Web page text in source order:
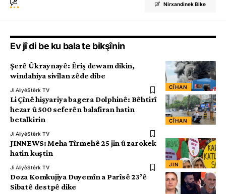
Nirxandinek Bike
Ev jî di be ku bala te bikşînin
CÎHAN
Şerê Ûkraynayê: Êriş dewam dikin,
windahiya sivîlan zêde dibe
Ji AliyêStêrk TV
CÎHAN
Li Çînê hişyariya bagera Dolphinê: Bêhtirî
hezar û 500 seferên balafiran hatin
betalkirin
Ji AliyêStêrk TV
JIN
JINNEWS: Meha Tîrmehê 25 jin û zarokek
hatin kuştin
Ji AliyêStêrk TV
Doza Komkujiya Duyemîn a Parîsê 23’ê
Sibatê destpê dike